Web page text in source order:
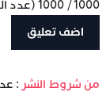
1000
/
1000 (عدد
‫من شروط النشر :